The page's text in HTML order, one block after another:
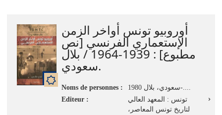
أوروبيو تونس أواخر الزمن
الإستعماري الفرنسي [نص
مطبوع] : 1939-1964 / بلال
سعودي.
Noms de personnes :
سعودي، بلال 1980-....
Editeur :
تونس : المعهد العالي
لتاريخ تونس المعاصر،